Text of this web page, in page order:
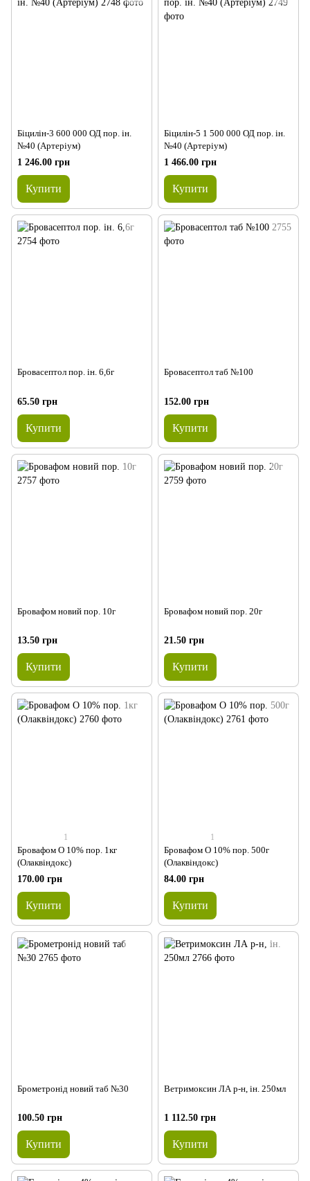
Біцилін-3 600 000 ОД пор. ін.
№40 (Артеріум)
1 246.00 грн
Купити
Біцилін-5 1 500 000 ОД пор. ін.
№40 (Артеріум)
1 466.00 грн
Купити
Бровасептол пор. ін. 6,6г
65.50 грн
Купити
Бровасептол таб №100
152.00 грн
Купити
Бровафом новий пор. 10г
13.50 грн
Купити
Бровафом новий пор. 20г
21.50 грн
Купити
1
Бровафом О 10% пор. 1кг
(Олаквіндокс)
170.00 грн
Купити
1
Бровафом О 10% пор. 500г
(Олаквіндокс)
84.00 грн
Купити
Брометронід новий таб №30
100.50 грн
Купити
Ветримоксин ЛА р-н, ін. 250мл
1 112.50 грн
Купити